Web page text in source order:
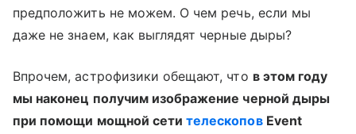
предположить не можем. О чем речь, если мы
даже не знаем, как выглядят черные дыры?
Впрочем, астрофизики обещают, что в этом году
мы наконец получим изображение черной дыры
при помощи мощной сетителескоповEvent